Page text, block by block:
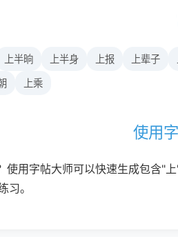
上半晌 上半身 上报 上辈子
上乘
使用
使用字帖大师可以快速生成包含"
习。